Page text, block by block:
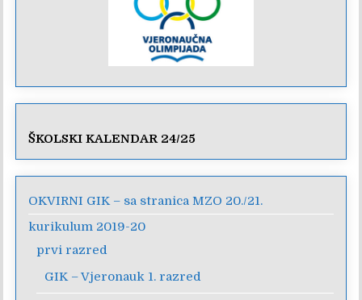
ŠKOLSKI KALENDAR 24/25
OKVIRNI GIK – sa stranica MZO 20./21.
kurikulum 2019-20
prvi razred
GIK – Vjeronauk 1. razred